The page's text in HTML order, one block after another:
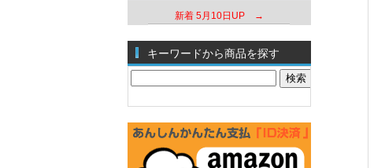
新着 5月10日UP →
キーワードから商品を探す